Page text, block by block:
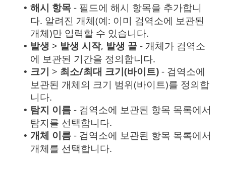
• 해시 항목 - 필드에 해시 항목을 추가합니
다. 알려진 개체(예: 이미 검역소에 보관된
개체)만 입력할 수 있습니다.
• 발생 > 발생 시작, 발생 끝 - 개체가 검역소
에 보관된 기간을 정의합니다.
• 크기 > 최소/최대 크기(바이트) - 검역소에
보관된 개체의 크기 범위(바이트)를 정의합
니다.
• 탐지 이름 - 검역소에 보관된 항목 목록에서
탐지를 선택합니다.
• 개체 이름 - 검역소에 보관된 항목 목록에서
개체를 선택합니다.